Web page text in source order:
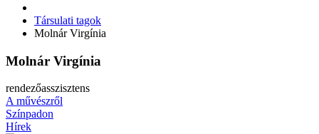
Társulati tagok
Molnár Virgínia
Molnár Virgínia
rendezőasszisztens
A művészről
Színpadon
Hírek